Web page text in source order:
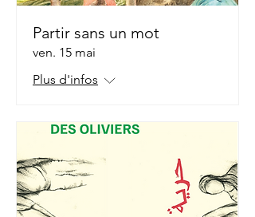
Partir sans un mot
ven. 15 mai
Plus d'infos